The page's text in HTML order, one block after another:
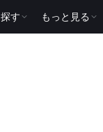
探す もっと見る